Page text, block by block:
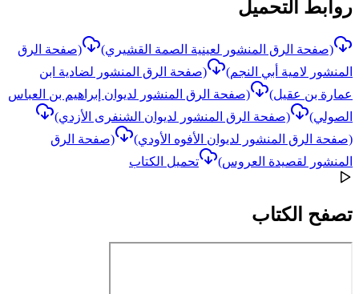
روابط التحميل
(صفحة الرق المنشور لعينية الصمة القشيري)
(صفحة الرق
المنشور لامية أبي النجم)
(صفحة الرق المنشور لضادية ابن
عمارة بن عقيل)
(صفحة الرق المنشور لديوان إبراهيم بن العباس
الصولي)
(صفحة الرق المنشور لديوان الشنفرى الأزدي)
(صفحة الرق المنشور لديوان الأفوه الأودي)
(صفحة الرق
المنشور لقصيدة العروس)
تحميل الكتاب
تصفح الكتاب